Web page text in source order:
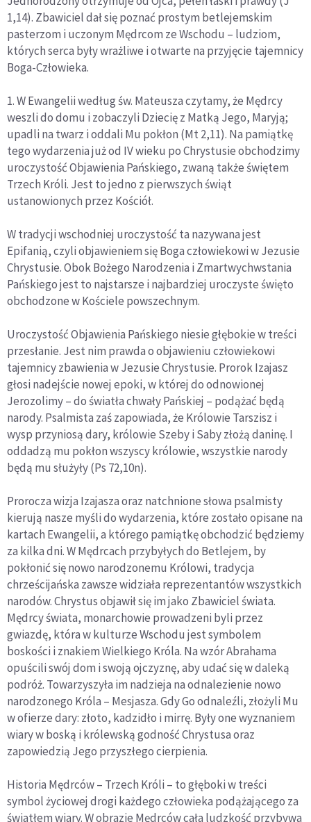
1,14). Zbawiciel dał się poznać prostym betlejemskim
pasterzom i uczonym Mędrcom ze Wschodu – ludziom,
których serca były wrażliwe i otwarte na przyjęcie tajemnicy
Boga-Człowieka.
1. W Ewangelii według św. Mateusza czytamy, że Mędrcy
weszli do domu i zobaczyli Dziecię z Matką Jego, Maryją;
upadli na twarz i oddali Mu pokłon (Mt 2,11). Na pamiątkę
tego wydarzenia już od IV wieku po Chrystusie obchodzimy
uroczystość Objawienia Pańskiego, zwaną także świętem
Trzech Króli. Jest to jedno z pierwszych świąt
ustanowionych przez Kościół.
W tradycji wschodniej uroczystość ta nazywana jest
Epifanią, czyli objawieniem się Boga człowiekowi w Jezusie
Chrystusie. Obok Bożego Narodzenia i Zmartwychwstania
Pańskiego jest to najstarsze i najbardziej uroczyste święto
obchodzone w Kościele powszechnym.
Uroczystość Objawienia Pańskiego niesie głębokie w treści
przesłanie. Jest nim prawda o objawieniu człowiekowi
tajemnicy zbawienia w Jezusie Chrystusie. Prorok Izajasz
głosi nadejście nowej epoki, w której do odnowionej
Jerozolimy – do światła chwały Pańskiej – podążać będą
narody. Psalmista zaś zapowiada, że Królowie Tarszisz i
wysp przyniosą dary, królowie Szeby i Saby złożą daninę. I
oddadzą mu pokłon wszyscy królowie, wszystkie narody
będą mu służyły (Ps 72,10n).
Prorocza wizja Izajasza oraz natchnione słowa psalmisty
kierują nasze myśli do wydarzenia, które zostało opisane na
kartach Ewangelii, a którego pamiątkę obchodzić będziemy
za kilka dni. W Mędrcach przybyłych do Betlejem, by
pokłonić się nowo narodzonemu Królowi, tradycja
chrześcijańska zawsze widziała reprezentantów wszystkich
narodów. Chrystus objawił się im jako Zbawiciel świata.
Mędrcy świata, monarchowie prowadzeni byli przez
gwiazdę, która w kulturze Wschodu jest symbolem
boskości i znakiem Wielkiego Króla. Na wzór Abrahama
opuścili swój dom i swoją ojczyznę, aby udać się w daleką
podróż. Towarzyszyła im nadzieja na odnalezienie nowo
narodzonego Króla – Mesjasza. Gdy Go odnaleźli, złożyli Mu
w ofierze dary: złoto, kadzidło i mirrę. Były one wyznaniem
wiary w boską i królewską godność Chrystusa oraz
zapowiedzią Jego przyszłego cierpienia.
Historia Mędrców – Trzech Króli – to głęboki w treści
symbol życiowej drogi każdego człowieka podążającego za
światłem wiary. W obrazie Mędrców cała ludzkość przybywa